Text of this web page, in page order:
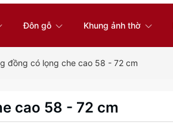
Đôn gỗ Khung ảnh thờ
đồng có lọng che cao 58 - 72 cm
cao 58 - 72 cm